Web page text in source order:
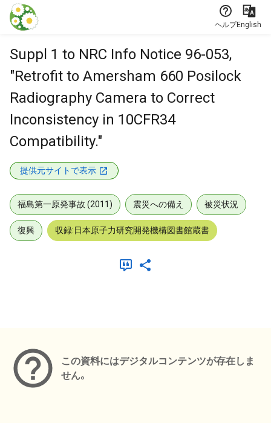
本文に飛ぶ
ヘルプEnglish
Suppl 1 to NRC Info Notice 96-053,
"Retrofit to Amersham 660 Posilock
Radiography Camera to Correct
Inconsistency in 10CFR34
Compatibility."
提供元サイトで表示
福島第一原発事故 (2011) 震災への備え 被災状況
復興 収録:日本原子力研究開発機構図書館蔵書
この資料にはデジタルコンテンツが存在しま
せん。